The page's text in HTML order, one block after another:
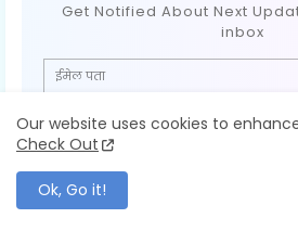
Get Notified About Next
inbox
Our website uses cookies to
Check Out
Ok, Go it!